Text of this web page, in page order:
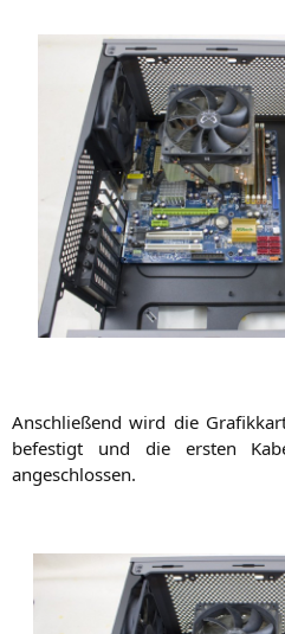
Anschlie­ßend wird die
befes­tigt und die ers­ten
angeschlossen.